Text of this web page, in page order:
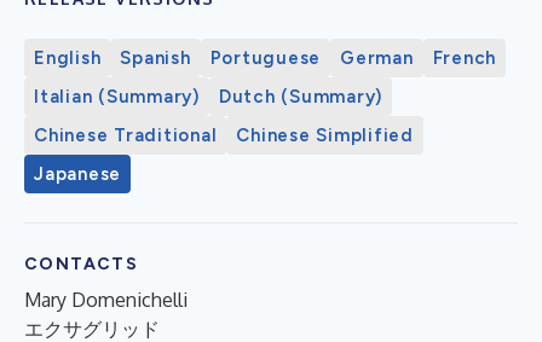
English Spanish Portuguese German
French
Italian (Summary)
Dutch (Summary)
Chinese Traditional
Chinese Simplified
Japanese
CONTACTS
Mary Domenichelli
エクサグリッド